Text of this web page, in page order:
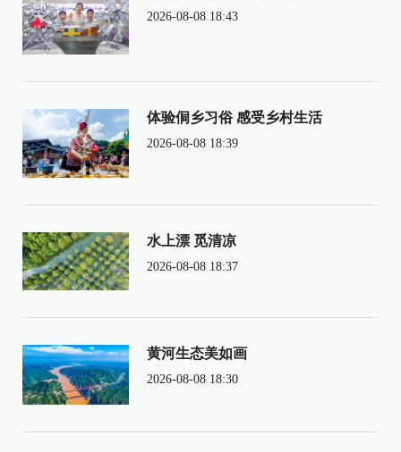
2026-08-08 18:43
体验侗乡习俗 感受乡村生活
2026-08-08 18:39
水上漂 觅清凉
2026-08-08 18:37
黄河生态美如画
2026-08-08 18:30